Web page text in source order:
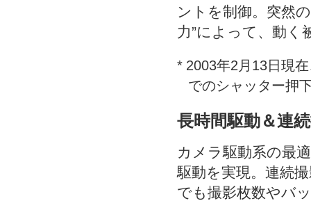
ントを制御。突然
力”によって、動く
* 2003年2月13日現
でのシャッター押
長時間駆動＆連
カメラ駆動系の最
駆動を実現。連続
でも撮影枚数やバ